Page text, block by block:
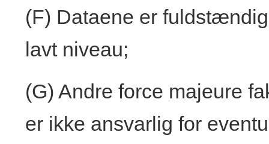
(F) Dataene er
lavt niveau;
(G) Andre force majeure
er ikke ansvarlig for